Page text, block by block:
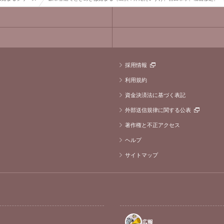
採用情報
利用規約
資金決済法に基づく表記
外部送信規律に関する公表
著作権と不正アクセス
ヘルプ
サイトマップ
広報